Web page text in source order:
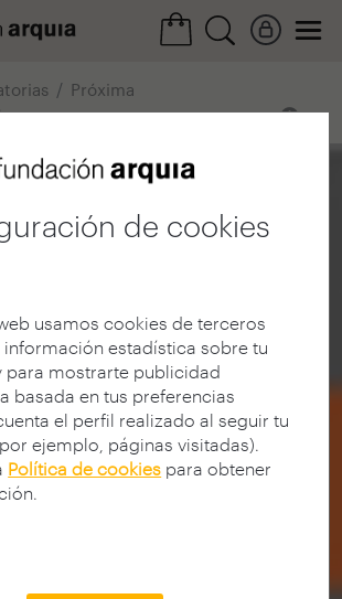
de cookies
usamos cookies de terceros
estadística sobre tu
para mostrarte publicidad
basada en tus preferencias
el perfil realizado al seguir tu
ejemplo, páginas visitadas).
Política de cookies para obtener
Próxima